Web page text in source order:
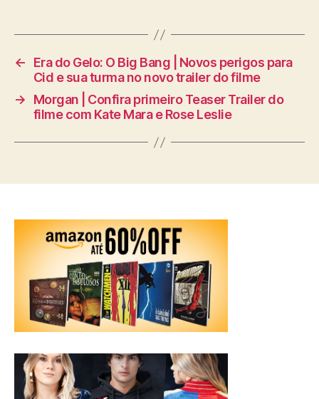
←
Era do Gelo: O Big Bang | Novos perigos para
Cid e sua turma no novo trailer do filme
→
Morgan | Confira primeiro Teaser Trailer do
filme com Kate Mara e Rose Leslie